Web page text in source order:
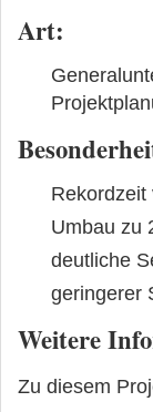
Art:
Rekordzeit
Umbau zu
deutliche
geringerer
Weitere
Zu diesem